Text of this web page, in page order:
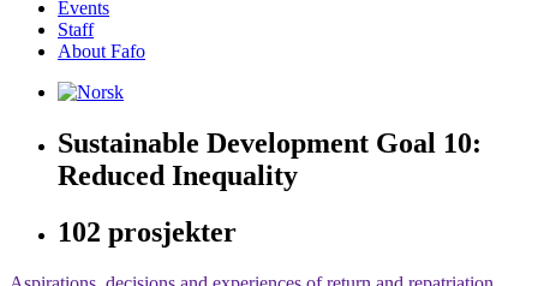
Events
Staff
About Fafo
Sustainable Development Goal 10:
Reduced Inequality
102 prosjekter